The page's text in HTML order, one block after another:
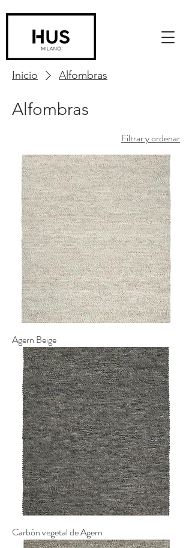
Inicio Alfombras
Alfombras
Filtrar y ordenar
Agern Beige
Carbón vegetal de Agern